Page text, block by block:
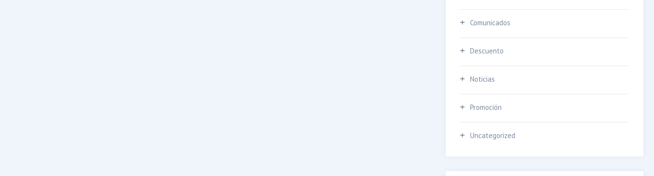
Comunicados
Descuento
Noticias
Promoción
Uncategorized